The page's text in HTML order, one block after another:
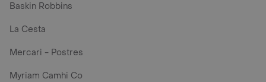
Baskin Robbins
La Cesta
Mercari - Postres
Myriam Camhi Co